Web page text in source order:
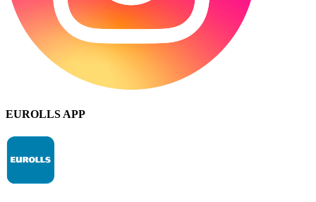
EUROLLS APP